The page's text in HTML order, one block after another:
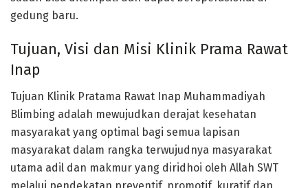
gedung baru.
Tujuan, Visi dan Misi Klinik Prama Rawat
Inap
Tujuan Klinik Pratama Rawat Inap Muhammadiyah
Blimbing adalah mewujudkan derajat kesehatan
masyarakat yang optimal bagi semua lapisan
masyarakat dalam rangka terwujudnya masyarakat
utama adil dan makmur yang diridhoi oleh Allah SWT